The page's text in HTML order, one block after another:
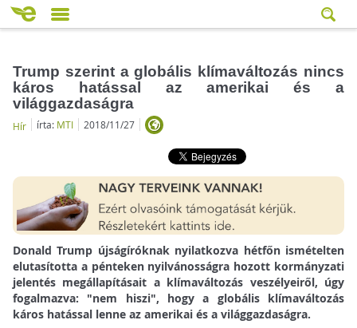
Trump szerint a globális klímaváltozás nincs
káros hatással az amerikai és a
világgazdaságra
Hír írta: MTI 2018/11/27
Donald Trump újságíróknak nyilatkozva hétfőn ismételten
elutasította a pénteken nyilvánosságra hozott kormányzati
jelentés megállapításait a klímaváltozás veszélyeiről, úgy
fogalmazva: "nem hiszi", hogy a globális klímaváltozás
káros hatással lenne az amerikai és a világgazdaságra.